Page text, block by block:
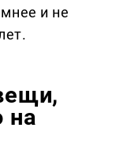
и не
на